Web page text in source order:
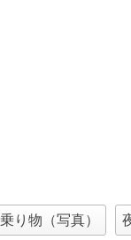
乗り物（写真）